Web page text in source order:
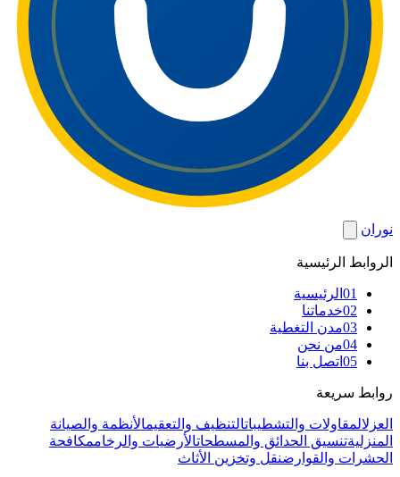
نوران
الروابط الرئيسية
01 الرئيسية
02خدماتنا
03مدن التغطية
04من نحن
05 اتصل بنا
روابط سريعة
العزلالمقاولات والتشطيباتالتنظيف والتعقيمالأنظمة والصيانة
المنزليةتنسيق الحدائق والمسطحاتالأرضيات والرخاممكافحة
الحشرات والقوارضنقل وتخزين الأثاث